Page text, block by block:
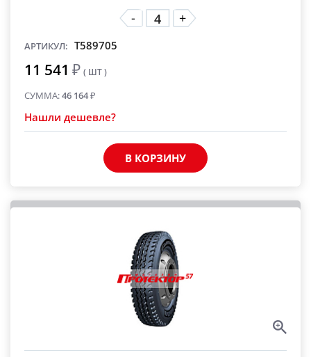
-
+
АРТИКУЛ: T589705
11 541 ₽ ( ШТ )
СУММА:46 164₽
Нашли дешевле?
В КОРЗИНУ